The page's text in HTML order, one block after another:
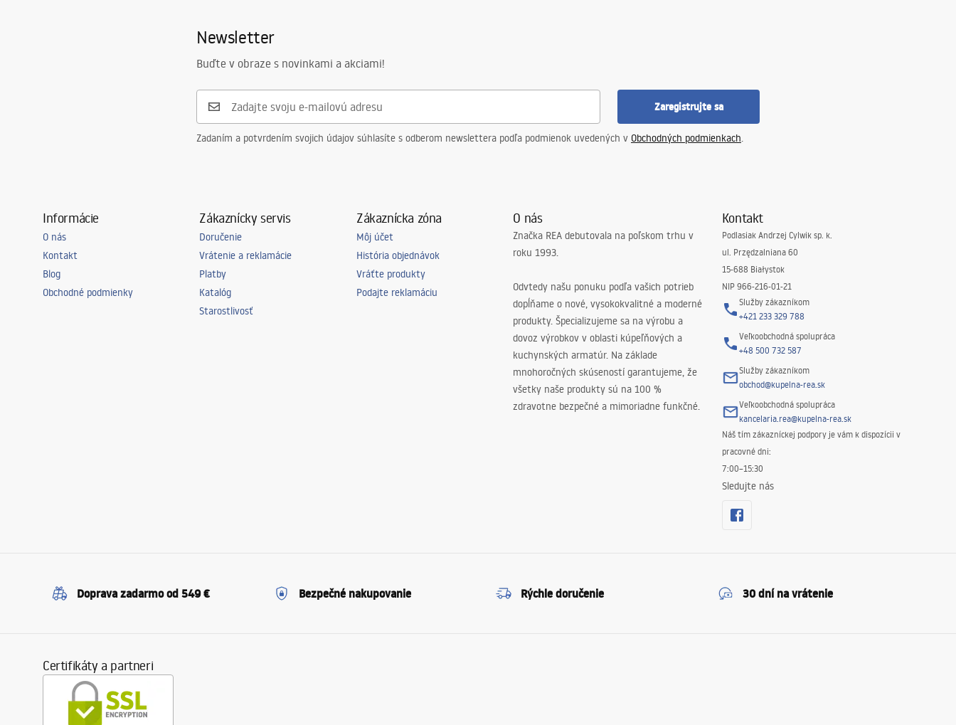
365
5 rokov
Warranty_Terms_and_Conditions_Newsletter
Buďte v obraze s novinkami a akciami!
Zaregistrujte sa
Zadaním a potvrdením svojich údajov súhlasíte s odberom newslettera podľa podmienok uvedených v Obchodných podmienkach.
Informácie
O nás
Kontakt
Blog
Obchodné podmienky
Zákaznícky servis
Doručenie
Vrátenie a reklamácie
Platby
Katalóg
Starostlivosť
Zákaznícka zóna
Môj účet
História objednávok
Vráťte produkty
Podajte reklamáciu
O nás
Značka REA debutovala na poľskom trhu v
roku 1993.
Odvtedy našu ponuku podľa vašich potrieb
dopĺňame o nové, vysokokvalitné a moderné
produkty. Špecializujeme sa na výrobu a
dovoz výrobkov v oblasti kúpeľňových a
kuchynských armatúr. Na základe
mnohoročných skúseností garantujeme, že
všetky naše produkty sú na 100 %
zdravotne bezpečné a mimoriadne funkčné.
Kontakt
Podlasiak Andrzej Cylwik sp. k.
ul. Przędzalniana 60
15-688 Białystok
NIP 966-216-01-21
Služby zákazníkom
+421 233 329 788
Veľkoobchodná spolupráca
+48 500 732 587
Služby zákazníkom
obchod@kupelna-rea.sk
Veľkoobchodná spolupráca
kancelaria.rea@kupelna-rea.sk
Náš tím zákazníckej podpory je vám k dispozícii v
pracovné dni:
7:00–15:30
Sledujte nás
Doprava zadarmo od 549 € Bezpečné nakupovanie Rýchle doručenie 30 dní na vrátenie
Certifikáty a partneri